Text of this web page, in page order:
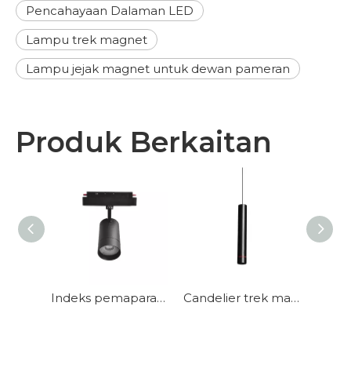
Pencahayaan Dalaman LED
Lampu trek magnet
Lampu jejak magnet untuk dewan pameran
Produk Berkaitan
Indeks pemaparan warna tinggi, memulihkan warna sebenar, cahaya panduan magnetik Candelier trek magnet berfesyen ringkas dan cantik